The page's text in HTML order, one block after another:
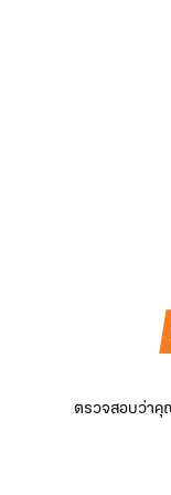
ตรวจสอบว่าคุ